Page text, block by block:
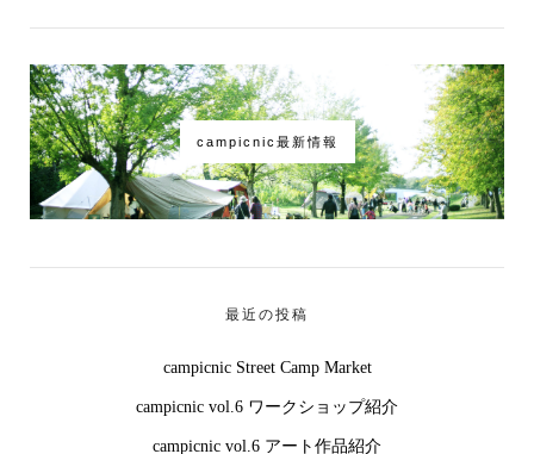
campicnic最新情報
最近の投稿
campicnic Street Camp Market
campicnic vol.6 ワークショップ紹介
campicnic vol.6 アート作品紹介